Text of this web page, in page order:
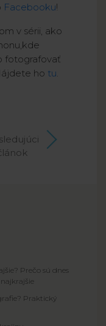
Facebooku!
v sérii, ako
fotografovať
ho tu.
Prečo sú dnes
Praktický